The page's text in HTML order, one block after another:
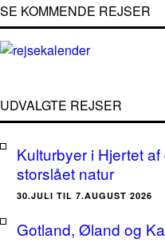
SE KOMMENDE REJSER
UDVALGTE REJSER
Kulturbyer i Hjertet
storslået natur
30.JULI TIL 7.AUGUST 2026
Gotland, Øland og